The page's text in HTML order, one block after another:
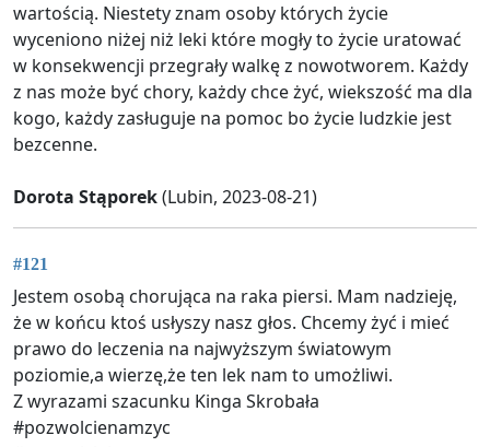
wartością. Niestety znam osoby których życie
wyceniono niżej niż leki które mogły to życie uratować
w konsekwencji przegrały walkę z nowotworem. Każdy
z nas może być chory, każdy chce żyć, wiekszość ma dla
kogo, każdy zasługuje na pomoc bo życie ludzkie jest
bezcenne.
Dorota Stąporek(Lubin, 2023-08-21)
#121
Jestem osobą chorująca na raka piersi. Mam nadzieję,
że w końcu ktoś usłyszy nasz głos. Chcemy żyć i mieć
prawo do leczenia na najwyższym światowym
poziomie,a wierzę,że ten lek nam to umożliwi.
Z wyrazami szacunku Kinga Skrobała
#pozwolcienamzyc